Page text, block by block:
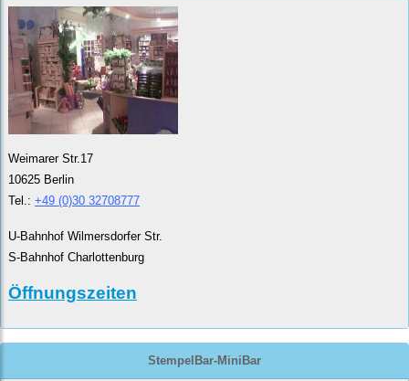
Weimarer Str.17
10625 Berlin
Tel.: +49 (0)30 32708777
U-Bahnhof Wilmersdorfer Str.
S-Bahnhof Charlottenburg
Öffnungszeiten
StempelBar-MiniBar